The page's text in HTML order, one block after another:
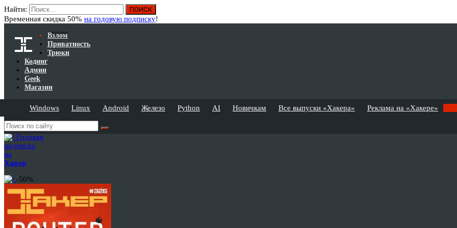
Найти:
Временная скидка 50% на годовую подписку!
Взлом
Приватность
Трюки
Кодинг
Админ
Geek
Магазин
Windows Linux Android Железо Python AI Новичкам Все выпуски «Хакера» Реклама на «Хакере»
Годовая
подписка
на
Хакер
-50%